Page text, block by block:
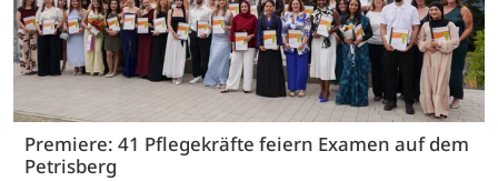
Premiere: 41 Pflegekräfte feiern Examen auf dem
Petrisberg